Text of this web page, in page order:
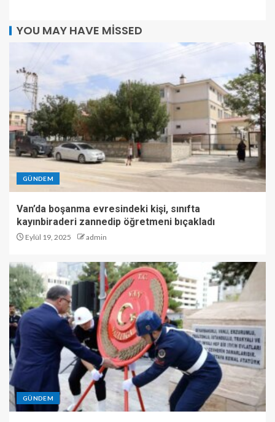
YOU MAY HAVE MISSED
GÜNDEM
Van’da boşanma evresindeki kişi, sınıfta
kayınbiraderi zannedip öğretmeni bıçakladı
Eylül 19, 2025 admin
GÜNDEM